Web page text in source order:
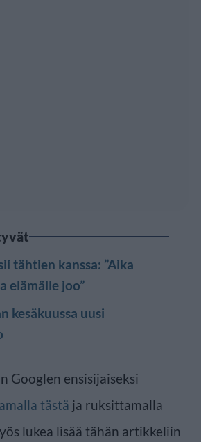
tähtien kanssa: ”Aika
elämälle joo”
kesäkuussa uusi
Googlen ensisijaiseksi
tästä ja ruksittamalla
lukea lisää tähän artikkeliin